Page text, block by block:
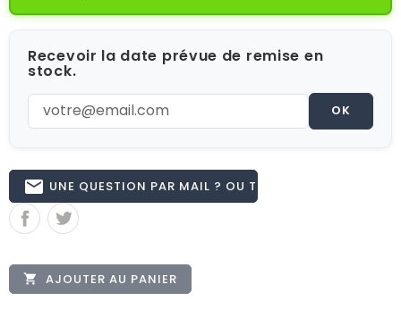
Recevoir la date prévue de remise en
stock.
OK
email UNE QUESTION PAR MAIL ? OU TÉL 02.51.62.16.59
 AJOUTER AU PANIER